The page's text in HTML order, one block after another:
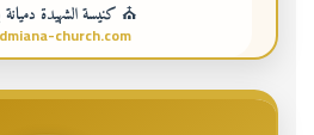
⛪ كنيسة الشهيدة دميانة
church.com